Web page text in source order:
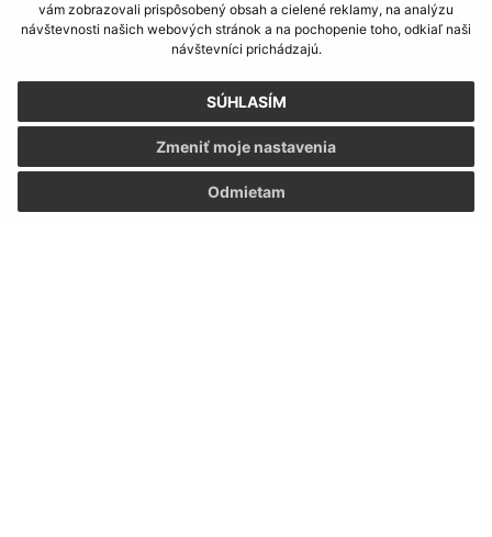
vám zobrazovali prispôsobený obsah a cielené reklamy, na analýzu
návštevnosti našich webových stránok a na pochopenie toho, odkiaľ naši
návštevníci prichádzajú.
SÚHLASÍM
Odmietam
Zmeniť moje nastavenia